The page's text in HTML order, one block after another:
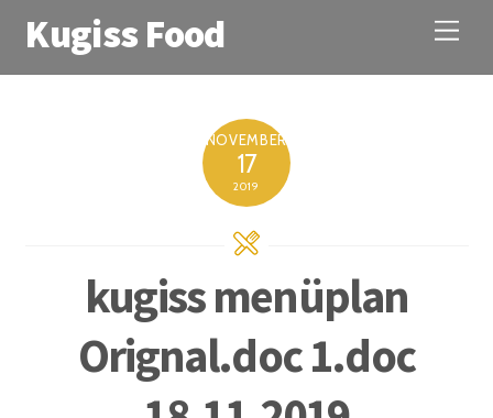
M
e
Kugiss Food
NOVEMBER
17
2019
kugiss menüplan
Orignal.doc 1.doc